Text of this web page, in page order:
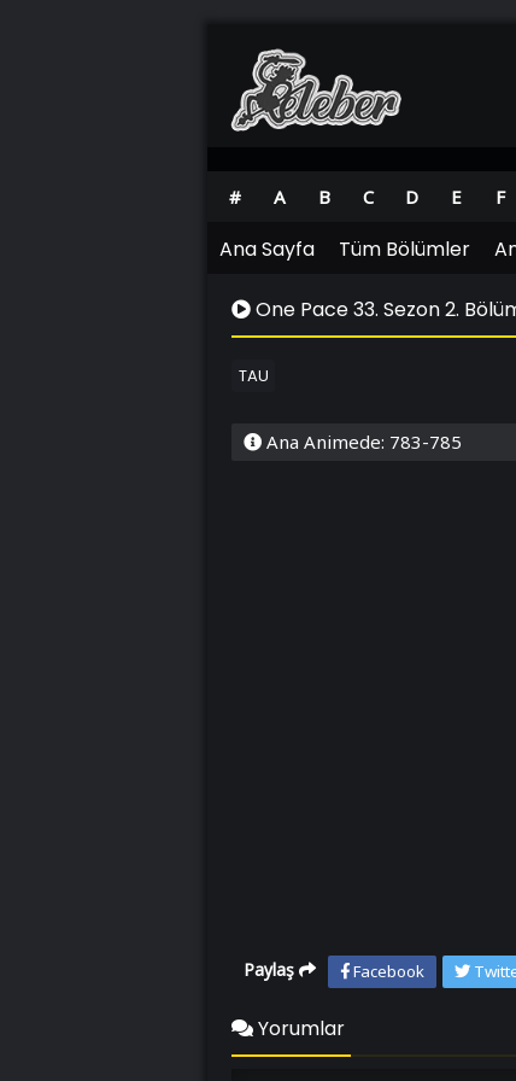
# A B C D E F
Ana Sayfa Tüm Bölümler
One Pace 33. Sezon 2.
TAU
Ana Animede: 783-785
Paylaş Facebook
Yorumlar